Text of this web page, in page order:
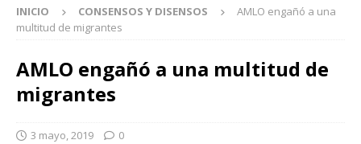
INICIO CONSENSOS Y DISENSOS
AMLO engañó a una
multitud de migrantes
AMLO engañó a una multitud de
migrantes
3 mayo, 2019 0